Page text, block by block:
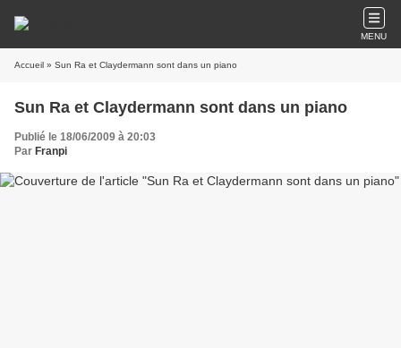
MENU
Accueil » Sun Ra et Claydermann sont dans un piano
Sun Ra et Claydermann sont dans un piano
Publié le 18/06/2009 à 20:03
Par Franpi